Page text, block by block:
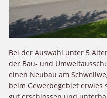
Bei der Auswahl unter 5
der Bau- und
einen Neubau am
beim Gewerbegebiet erwies